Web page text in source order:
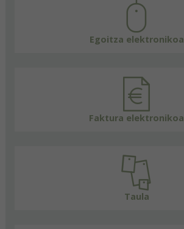
Egoitza elektronikoa
Faktura elektronikoa
Taula